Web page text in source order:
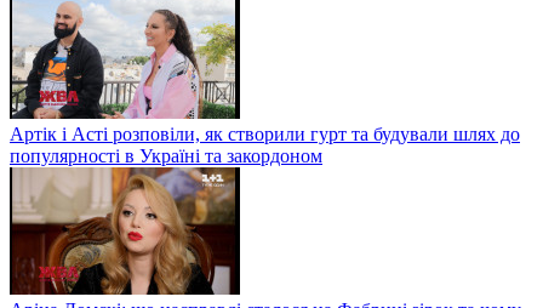
Артік і Асті розповіли, як створили гурт та будували шлях до
популярності в Україні та закордоном